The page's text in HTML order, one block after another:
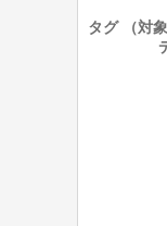
タグ （対象